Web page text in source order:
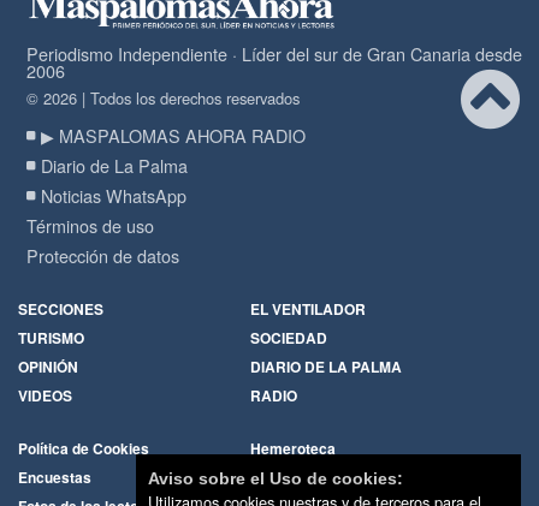
Periodismo Independiente · Líder del sur de Gran Canaria desde
2006
© 2026 | Todos los derechos reservados
▶ MASPALOMAS AHORA RADIO
Diario de La Palma
Noticias WhatsApp
Términos de uso
Protección de datos
SECCIONES
EL VENTILADOR
TURISMO
SOCIEDAD
OPINIÓN
DIARIO DE LA PALMA
VIDEOS
RADIO
Política de Cookies
Hemeroteca
Encuestas
Cartas de los lectores
Aviso sobre el Uso de cookies: